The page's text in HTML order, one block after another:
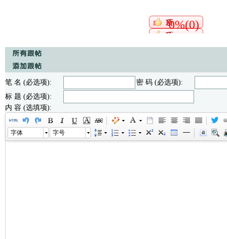
0%(0)
笔 名 (必选项):
密 码 (必选项):
标 题 (必选项):
内 容 (选填项):
字体 字号